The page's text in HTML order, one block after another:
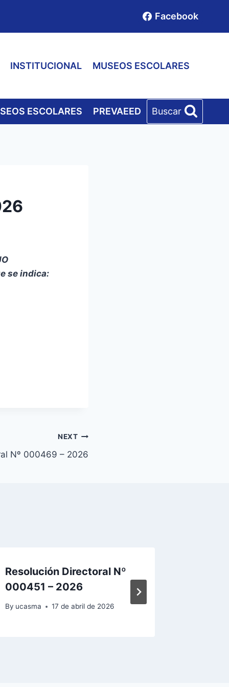
Facebook
INSTITUCIONAL MUSEOS ESCOLARES
ESCOLARES PREVAEED Buscar
se indica:
NEXT
Nº 000469 – 2026
Resolución Directoral Nº
000451 – 2026
By ucasma 17 de abril de 2026